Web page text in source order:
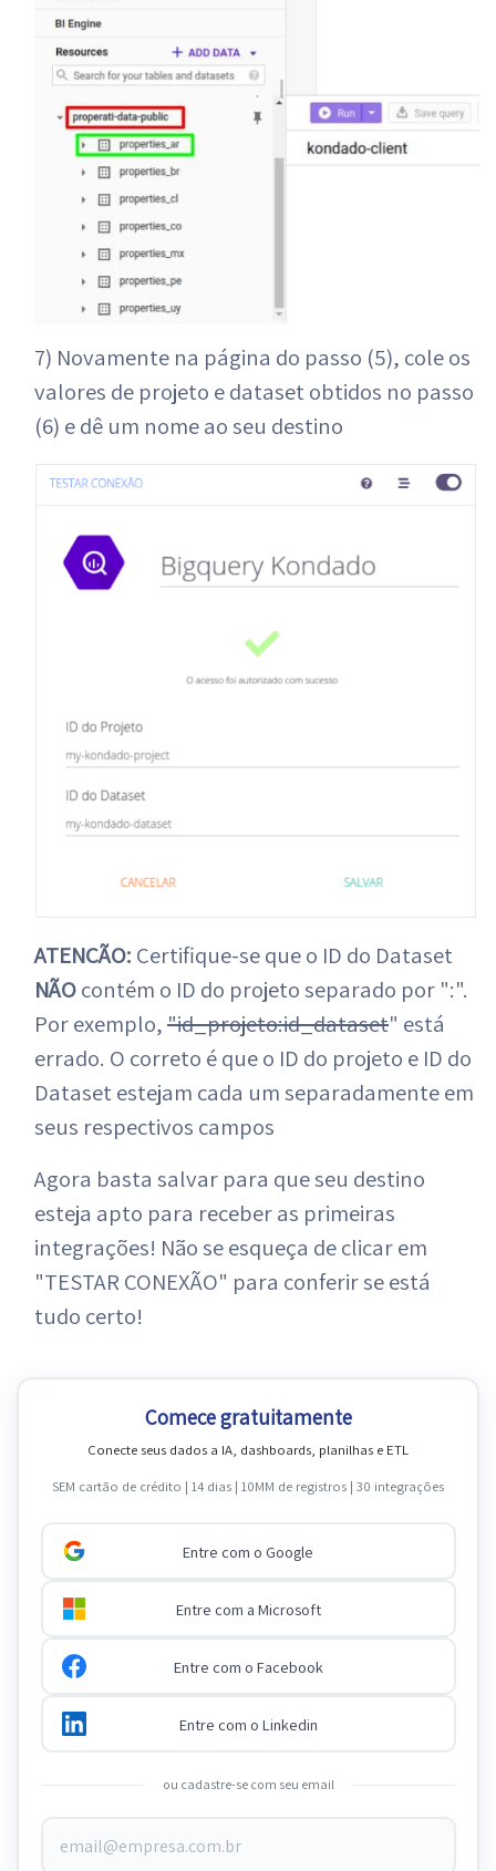
7) Novamente na página do passo (5), cole os
valores de projeto e dataset obtidos no passo
(6) e dê um nome ao seu destino
ATENÇÃO: Certifique-se que o ID do Dataset
NÃOcontém o ID do projeto separado por ":".
Por exemplo,"id_projeto:id_dataset" está
errado. O correto é que o ID do projeto e ID do
Dataset estejam cada um separadamente em
seus respectivos campos
Agora basta salvar para que seu destino
esteja apto para receber as primeiras
integrações! Não se esqueça de clicar em
"TESTAR CONEXÃO" para conferir se está
tudo certo!
Comece gratuitamente
Conecte seus dados a IA, dashboards, planilhas e ETL
SEM cartão de crédito | 14 dias | 10MM de registros | 30 integrações
Entre com o Google
Entre com a Microsoft
Entre com o Facebook
Entre com o Linkedin
ou cadastre-se com seu email